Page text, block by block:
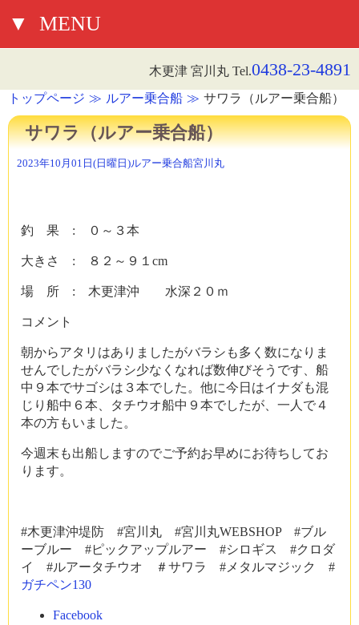
▼ MENU
木更津 宮川丸 Tel.0438-23-4891
トップページ ルアー乗合船 サワラ（ルアー乗合船）
サワラ（ルアー乗合船）
2023年10月01日(日曜日)ルアー乗合船宮川丸
釣 果 : ０～３本
大きさ : ８２～９１cm
場 所 : 木更津沖 水深２０ｍ
コメント
朝からアタリはありましたがバラシも多く数になりま
せんでしたがバラシ少なくなれば数伸びそうです、船
中９本でサゴシは３本でした。他に今日はイナダも混
じり船中６本、タチウオ船中９本でしたが、一人で４
本の方もいました。
今週末も出船しますのでご予約お早めにお待ちしてお
ります。
#木更津沖堤防 #宮川丸 #宮川丸WEBSHOP #ブル
ーブルー #ピックアップルアー #シロギス #クロダ
イ #ルアータチウオ ＃サワラ #メタルマジック #
ガチペン130
Facebook